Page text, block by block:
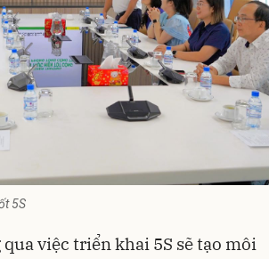
5S
việc triển khai 5S sẽ tạo môi